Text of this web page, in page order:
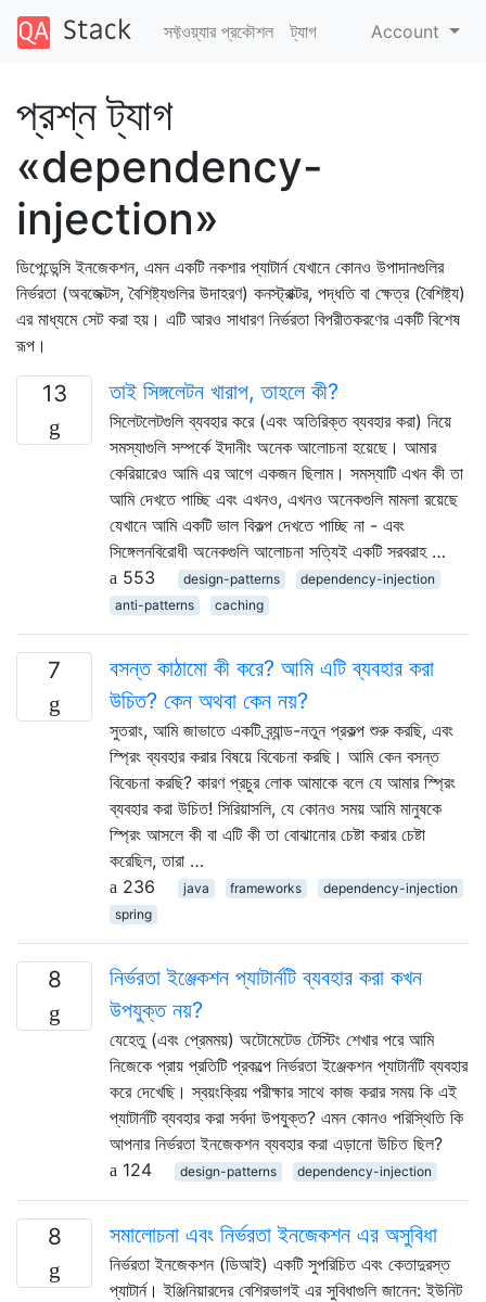
সফ্টওয়্যার প্রকৌশল ট্যাগ Account
প্রশ্ন ট্যাগ
«dependency-
injection»
ডিপেন্ডেন্সি ইনজেকশন, এমন একটি নকশার প্যাটার্ন যেখানে কোনও উপাদানগুলির
নির্ভরতা (অবজেক্টস, বৈশিষ্ট্যগুলির উদাহরণ) কনস্ট্রাক্টর, পদ্ধতি বা ক্ষেত্র (বৈশিষ্ট্য)
এর মাধ্যমে সেট করা হয়। এটি আরও সাধারণ নির্ভরতা বিপরীতকরণের একটি বিশেষ
রূপ।
13 তাই সিঙ্গলেটন খারাপ, তাহলে কী?
সিলেটলেটগুলি ব্যবহার করে (এবং অতিরিক্ত ব্যবহার করা) নিয়ে
সমস্যাগুলি সম্পর্কে ইদানীং অনেক আলোচনা হয়েছে। আমার
কেরিয়ারেও আমি এর আগে একজন ছিলাম। সমস্যাটি এখন কী তা
আমি দেখতে পাচ্ছি এবং এখনও, এখনও অনেকগুলি মামলা রয়েছে
যেখানে আমি একটি ভাল বিকল্প দেখতে পাচ্ছি না - এবং
সিঙ্গেলনবিরোধী অনেকগুলি আলোচনা সত্যিই একটি সরবরাহ …
553
design-patterns
dependency-injection
anti-patterns
caching
7
বসন্ত কাঠামো কী করে? আমি এটি ব্যবহার করা
উচিত? কেন অথবা কেন নয়?
সুতরাং, আমি জাভাতে একটি ব্র্যান্ড-নতুন প্রকল্প শুরু করছি, এবং
স্প্রিং ব্যবহার করার বিষয়ে বিবেচনা করছি। আমি কেন বসন্ত
বিবেচনা করছি? কারণ প্রচুর লোক আমাকে বলে যে আমার স্প্রিং
ব্যবহার করা উচিত! সিরিয়াসলি, যে কোনও সময় আমি মানুষকে
স্প্রিং আসলে কী বা এটি কী তা বোঝানোর চেষ্টা করার চেষ্টা
করেছিল, তারা …
236
java frameworks
dependency-injection
spring
8
নির্ভরতা ইঞ্জেকশন প্যাটার্নটি ব্যবহার করা কখন
উপযুক্ত নয়?
যেহেতু (এবং প্রেমময়) অটোমেটেড টেস্টিং শেখার পরে আমি
নিজেকে প্রায় প্রতিটি প্রকল্পে নির্ভরতা ইঞ্জেকশন প্যাটার্নটি ব্যবহার
করে দেখেছি। স্বয়ংক্রিয় পরীক্ষার সাথে কাজ করার সময় কি এই
প্যাটার্নটি ব্যবহার করা সর্বদা উপযুক্ত? এমন কোনও পরিস্থিতি কি
আপনার নির্ভরতা ইনজেকশন ব্যবহার করা এড়ানো উচিত ছিল?
124
design-patterns dependency-injection
8 সমালোচনা এবং নির্ভরতা ইনজেকশন এর অসুবিধা
নির্ভরতা ইনজেকশন (ডিআই) একটি সুপরিচিত এবং কেতাদুরস্ত
প্যাটার্ন। ইঞ্জিনিয়ারদের বেশিরভাগই এর সুবিধাগুলি জানেন: ইউনিট